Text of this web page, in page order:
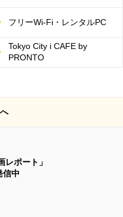
フリーWi-Fi・レンタルPC
Tokyo City i CAFE by
PRONTO
ポート」
信中